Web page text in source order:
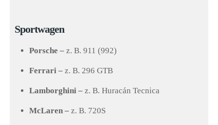
Sportwagen
Porsche – z. B. 911 (992)
Ferrari – z. B. 296 GTB
Lamborghini – z. B. Huracán Tecnica
McLaren – z. B. 720S